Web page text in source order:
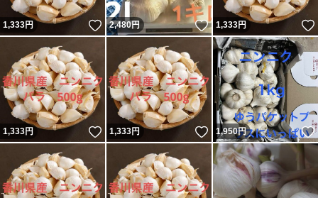
1,333円 いいね！
2,480円 いいね！
1,333円
1,333円 いいね！
1,333円 いいね！
1,950円